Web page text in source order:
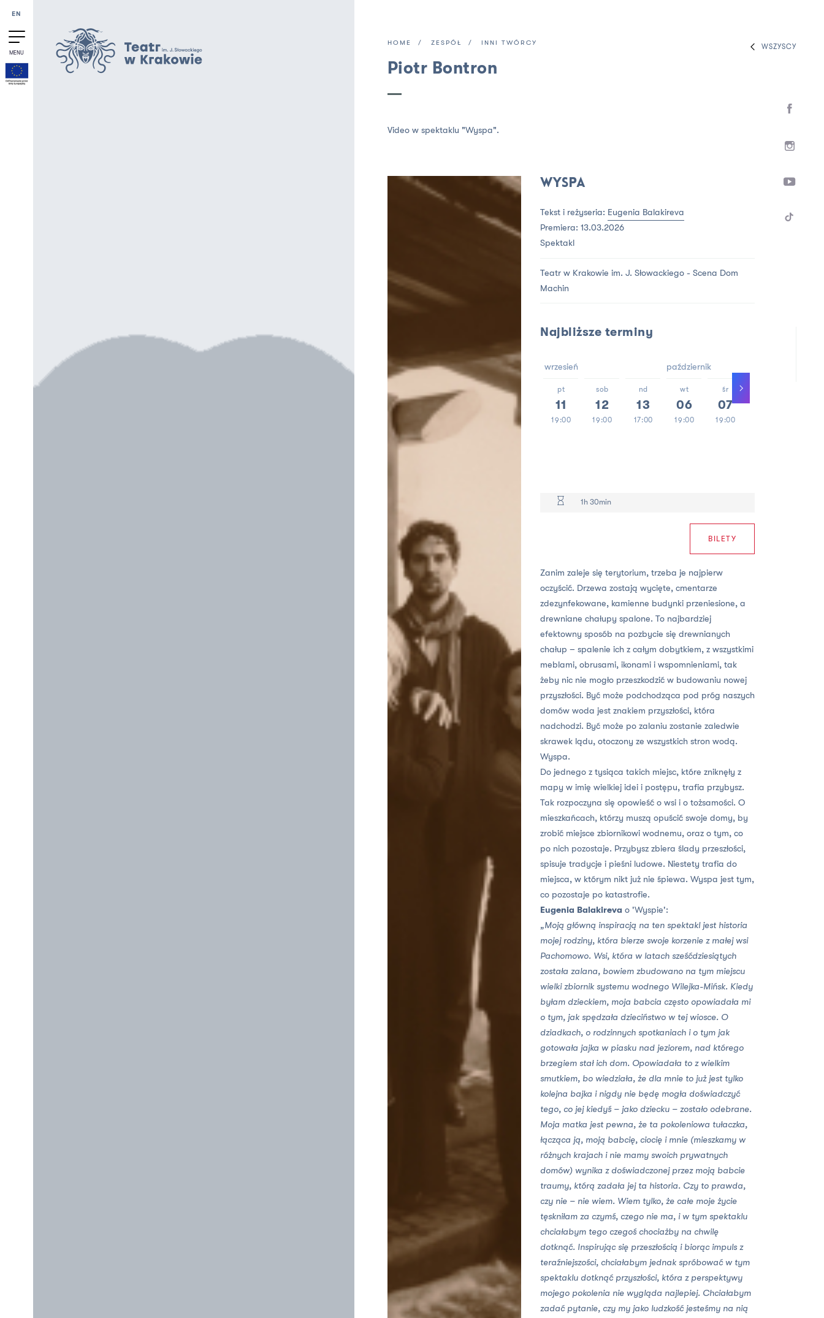
EN
MENU
WSZYSCY
HOME ZESPÓŁ INNI TWÓRCY
Piotr Bontron
Video w spektaklu "Wyspa".
Wyspa
Tekst i reżyseria: Eugenia Balakireva
Premiera: 13.03.2026
Spektakl
Teatr w Krakowie im. J. Słowackiego - Scena Dom
Machin
Najbliższe terminy
wrzesień
pt
11
19:00
sob
12
19:00
nd
13
17:00
październik
wt
06
19:00
śr
07
19:00
1h 30min
BILETY
Zanim zaleje się terytorium, trzeba je najpierw
oczyścić. Drzewa zostają wycięte, cmentarze
zdezynfekowane, kamienne budynki przeniesione, a
drewniane chałupy spalone. To najbardziej
efektowny sposób na pozbycie się drewnianych
chałup – spalenie ich z całym dobytkiem, z wszystkimi
meblami, obrusami, ikonami i wspomnieniami, tak
żeby nic nie mogło przeszkodzić w budowaniu nowej
przyszłości. Być może podchodząca pod próg naszych
domów woda jest znakiem przyszłości, która
nadchodzi. Być może po zalaniu zostanie zaledwie
skrawek lądu, otoczony ze wszystkich stron wodą.
Wyspa.
Do jednego z tysiąca takich miejsc, które zniknęły z
mapy w imię wielkiej idei i postępu, trafia przybysz.
Tak rozpoczyna się opowieść o wsi i o tożsamości. O
mieszkańcach, którzy muszą opuścić swoje domy, by
zrobić miejsce zbiornikowi wodnemu, oraz o tym, co
po nich pozostaje. Przybysz zbiera ślady przeszłości,
spisuje tradycje i pieśni ludowe. Niestety trafia do
miejsca, w którym nikt już nie śpiewa. Wyspa jest tym,
co pozostaje po katastrofie.
Eugenia Balakireva o 'Wyspie':
„Moją główną inspiracją na ten spektakl jest historia
mojej rodziny, która bierze swoje korzenie z małej wsi
Pachomowo. Wsi, która w latach sześćdziesiątych
została zalana, bowiem zbudowano na tym miejscu
wielki zbiornik systemu wodnego Wilejka-Mińsk. Kiedy
byłam dzieckiem, moja babcia często opowiadała mi
o tym, jak spędzała dzieciństwo w tej wiosce. O
dziadkach, o rodzinnych spotkaniach i o tym jak
gotowała jajka w piasku nad jeziorem, nad którego
brzegiem stał ich dom. Opowiadała to z wielkim
smutkiem, bo wiedziała, że dla mnie to już jest tylko
kolejna bajka i nigdy nie będę mogła doświadczyć
tego, co jej kiedyś – jako dziecku – zostało odebrane.
Moja matka jest pewna, że ta pokoleniowa tułaczka,
łącząca ją, moją babcię, ciocię i mnie (mieszkamy w
różnych krajach i nie mamy swoich prywatnych
domów) wynika z doświadczonej przez moją babcie
traumy, którą zadała jej ta historia. Czy to prawda,
czy nie – nie wiem. Wiem tylko, że całe moje życie
tęskniłam za czymś, czego nie ma, i w tym spektaklu
chciałabym tego czegoś chociażby na chwilę
dotknąć. Inspirując się przeszłością i biorąc impuls z
teraźniejszości, chciałabym jednak spróbować w tym
spektaklu dotknąć przyszłości, która z perspektywy
mojego pokolenia nie wygląda najlepiej. Chciałabym
zadać pytanie, czy my jako ludzkość jesteśmy na nią